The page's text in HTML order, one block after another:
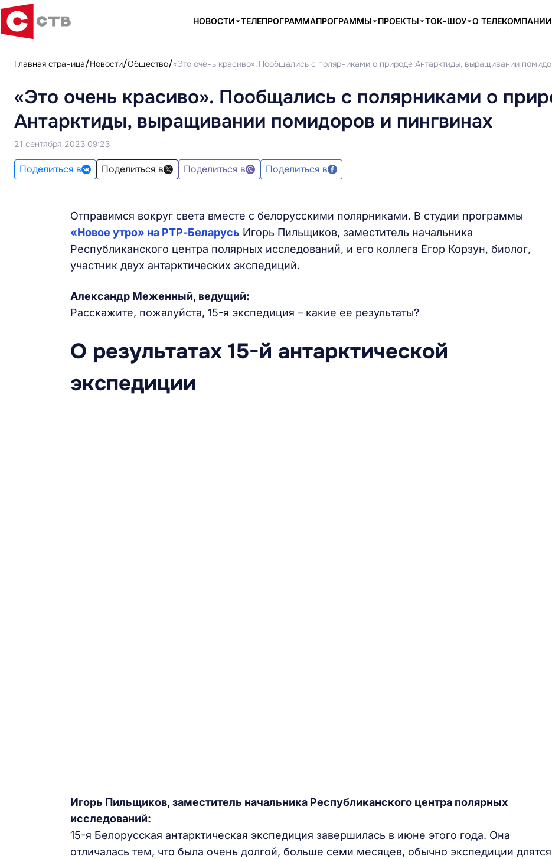
НОВОСТИ ТЕЛЕПРОГРАММАПРОГРАММЫ ПРОЕКТЫ ТОК-ШОУ О ТЕЛЕКОМПАНИИ
Главная страница Новости Общество «Это очень красиво». Пообщались с полярниками о природе Антарктиды, выращивании
«Это очень красиво». Пообщались с полярниками о
Антарктиды, выращивании помидоров и пингвинах
21 сентября 2023 09:23
Поделиться в Поделиться в Поделиться в Поделиться в
Отправимся вокруг света вместе с белорусскими полярниками. В студии программы
«Новое утро» на РТР-Беларусь Игорь Пильщиков, заместитель начальника
Республиканского центра полярных исследований, и его коллега Егор Корзун, биолог,
участник двух антарктических экспедиций.
Александр Меженный, ведущий:
Расскажите, пожалуйста, 15-я экспедиция – какие ее результаты?
О результатах 15-й антарктической
экспедиции
Игорь Пильщиков, заместитель начальника Республиканского центра полярных
исследований:
15-я Белорусская антарктическая экспедиция завершилась в июне этого года. Она
отличалась тем, что была очень долгой, больше семи месяцев, обычно экспедиции длятся